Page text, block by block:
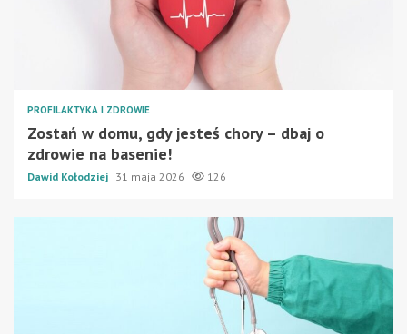
PROFILAKTYKA I ZDROWIE
Zostań w domu, gdy jesteś chory – dbaj o
zdrowie na basenie!
Dawid Kołodziej 31 maja 2026 126